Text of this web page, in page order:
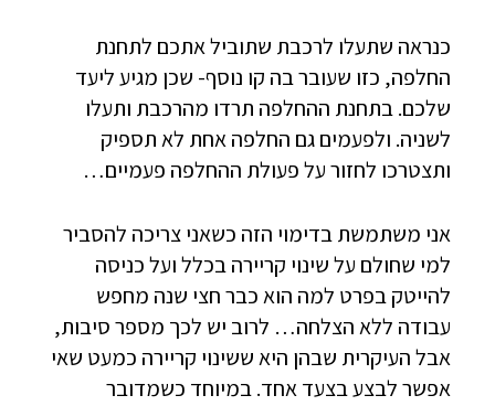
כנראה שתעלו לרכבת שתוביל אתכם לתחנת
החלפה, כזו שעובר בה קו נוסף- שכן מגיע ליעד
שלכם. בתחנת ההחלפה תרדו מהרכבת ותעלו
לשניה. ולפעמים גם החלפה אחת לא תספיק
ותצטרכו לחזור על פעולת ההחלפה פעמיים…
אני משתמשת בדימוי הזה כשאני צריכה להסביר
למי שחולם על שינוי קריירה בכלל ועל כניסה
להייטק בפרט למה הוא כבר חצי שנה מחפש
עבודה ללא הצלחה… לרוב יש לכך מספר סיבות,
אבל העיקרית שבהן היא ששינוי קריירה כמעט שאי
אפשר לבצע בצעד אחד. במיוחד כשמדובר